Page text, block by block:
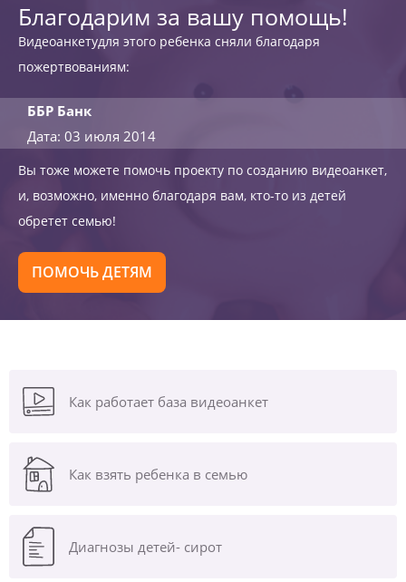
Благодарим за вашу помощь!
Видеоанкетудля этого ребенка сняли благодаря
пожертвованиям:
ББР Банк
Дата: 03 июля 2014
Вы тоже можете помочь проекту по созданию видеоанкет,
и, возможно, именно благодаря вам, кто-то из детей
обретет семью!
ПОМОЧЬ ДЕТЯМ
Как работает база видеоанкет
Как взять ребенка в семью
Диагнозы детей- сирот